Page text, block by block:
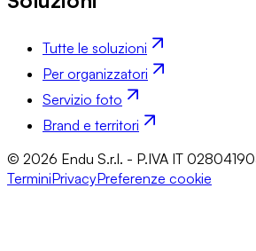
Tutte le soluzioni
Per organizzatori
Servizio foto
Brand e territori
© 2026 Endu S.r.l. - P.IVA IT
TerminiPrivacyPreferenze cookie